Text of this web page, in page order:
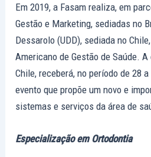
Em 2019, a Fasam realiza, em
Gestão e Marketing, sediadas no
Dessarolo (UDD), sediada no
Americano de Gestão de Saúde.
Chile, receberá, no período de 28
evento que propõe um novo e
sistemas e serviços da área de
Especialização em Ortodontia